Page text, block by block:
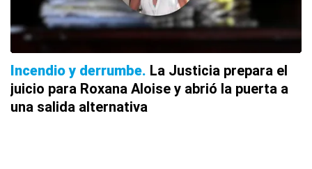
Incendio y derrumbe La Justicia prepara el
juicio para Roxana Aloise y abrió la puerta a
una salida alternativa